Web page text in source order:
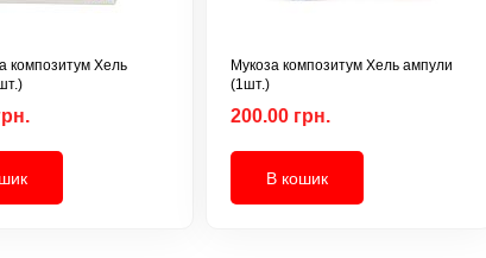
композитум Хель
Мукоза композитум Хель ампули
(1шт.)
200.00 грн.
В кошик